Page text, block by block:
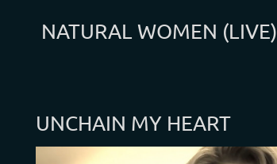
NATURAL WOMEN (LIVE)
UNCHAIN MY HEART